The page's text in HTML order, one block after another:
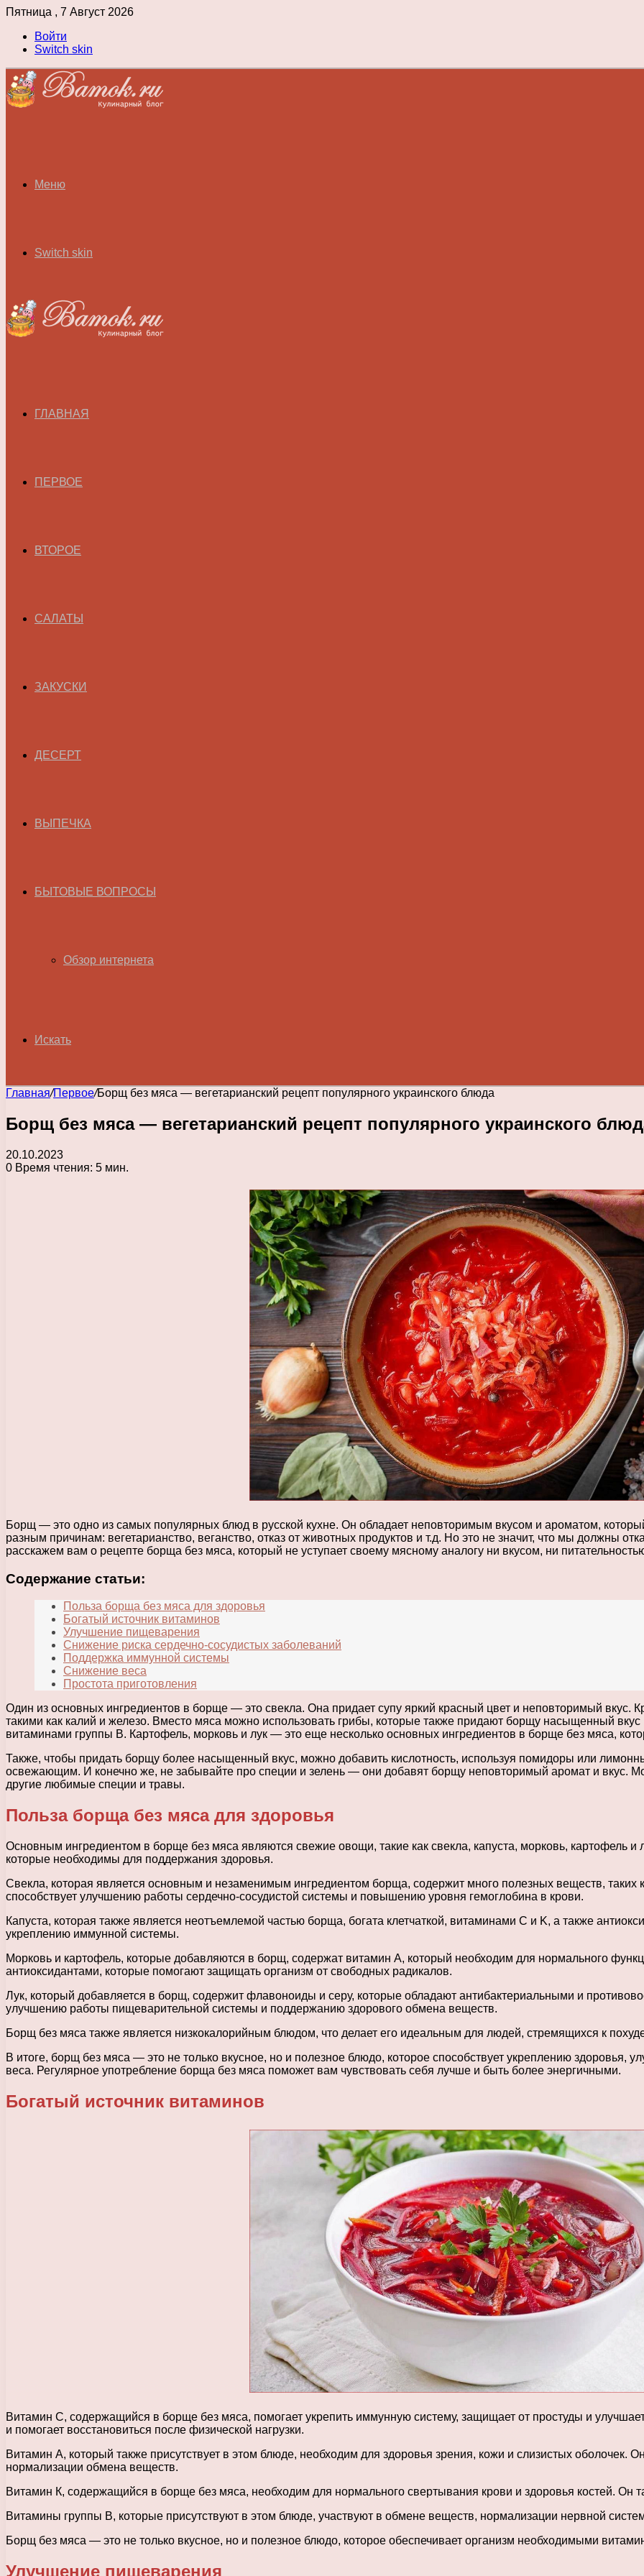
Пятница , 7 Август 2026
Войти
Switch skin
Меню
Switch skin
ГЛАВНАЯ
ПЕРВОЕ
ВТОРОЕ
САЛАТЫ
ЗАКУСКИ
ДЕСЕРТ
ВЫПЕЧКА
БЫТОВЫЕ ВОПРОСЫ
Обзор интернета
Искать
Главная/Первое/Борщ без мяса — вегетарианский рецепт популярного украинского блюда
Борщ без мяса — вегетарианский рецепт популярного украинского
20.10.2023
0 Время чтения: 5 мин.
Борщ — это одно из самых популярных блюд в русской кухне. Он обладает неповторимым вкусом и ароматом,
разным причинам: вегетарианство, веганство, отказ от животных продуктов и т.д. Но это не значит, что мы должны
расскажем вам о рецепте борща без мяса, который не уступает своему мясному аналогу ни вкусом, ни
Содержание статьи:
Польза борща без мяса для здоровья
Богатый источник витаминов
Улучшение пищеварения
Снижение риска сердечно-сосудистых заболеваний
Поддержка иммунной системы
Снижение веса
Простота приготовления
Один из основных ингредиентов в борще — это свекла. Она придает супу яркий красный цвет и неповторимый вкус.
такими как калий и железо. Вместо мяса можно использовать грибы, которые также придают борщу насыщенный
витаминами группы В. Картофель, морковь и лук — это еще несколько основных ингредиентов в борще без мяса,
Также, чтобы придать борщу более насыщенный вкус, можно добавить кислотность, используя помидоры или
освежающим. И конечно же, не забывайте про специи и зелень — они добавят борщу неповторимый аромат и вкус.
другие любимые специи и травы.
Польза борща без мяса для здоровья
Основным ингредиентом в борще без мяса являются свежие овощи, такие как свекла, капуста, морковь, картофель
которые необходимы для поддержания здоровья.
Свекла, которая является основным и незаменимым ингредиентом борща, содержит много полезных веществ, таких
способствует улучшению работы сердечно-сосудистой системы и повышению уровня гемоглобина в крови.
Капуста, которая также является неотъемлемой частью борща, богата клетчаткой, витаминами C и K, а также
укреплению иммунной системы.
Морковь и картофель, которые добавляются в борщ, содержат витамин А, который необходим для нормального
антиоксидантами, которые помогают защищать организм от свободных радикалов.
Лук, который добавляется в борщ, содержит флавоноиды и серу, которые обладают антибактериальными и
улучшению работы пищеварительной системы и поддержанию здорового обмена веществ.
Борщ без мяса также является низкокалорийным блюдом, что делает его идеальным для людей, стремящихся к
В итоге, борщ без мяса — это не только вкусное, но и полезное блюдо, которое способствует укреплению
веса. Регулярное употребление борща без мяса поможет вам чувствовать себя лучше и быть более энергичными.
Богатый источник витаминов
Витамин С, содержащийся в борще без мяса, помогает укрепить иммунную систему, защищает от простуды и
и помогает восстановиться после физической нагрузки.
Витамин А, который также присутствует в этом блюде, необходим для здоровья зрения, кожи и слизистых оболочек.
нормализации обмена веществ.
Витамин К, содержащийся в борще без мяса, необходим для нормального свертывания крови и здоровья костей. Он
Витамины группы В, которые присутствуют в этом блюде, участвуют в обмене веществ, нормализации нервной
Борщ без мяса — это не только вкусное, но и полезное блюдо, которое обеспечивает организм необходимыми
Улучшение пищеварения